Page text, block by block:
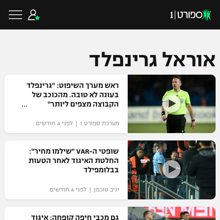
כדורגל ישראלי
ליגת העל
גביע הטוטו
ליגיונרים
גביע המדינה
כדורגל עולמי
ליגת האלופות
ליגה אירופית
ליגה אנגלית
כדורסל ישראלי
ליגת ווינר סל
ליגה לאומית
כדורסל עולמי
NBA
אוראל גרינפלד
ראש מערך השיפוט: "גרינפלד
בעונה לא טובה. מהכוכב של
הקבוצה מצפים ליותר"
מערכת ספורט 1 | לפני 4 חודשים
שופטי ה-VAR "שילמו מחיר":
החלטת האיגוד לאחר הטעות
בבלומפילד
יניב טוכמן | לפני 4 חודשים
גם מכבי חיפה קופחה: איגוד